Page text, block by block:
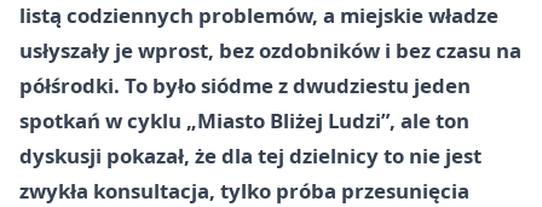
listą codziennych problemów, a miejskie władze
usłyszały je wprost, bez ozdobników i bez czasu na
półśrodki. To było siódme z dwudziestu jeden
spotkań w cyklu „Miasto Bliżej Ludzi”, ale ton
dyskusji pokazał, że dla tej dzielnicy to nie jest
zwykła konsultacja, tylko próba przesunięcia